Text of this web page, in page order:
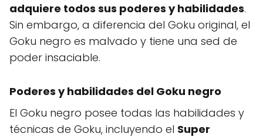
adquiere todos sus poderes y habilidades.
Sin embargo, a diferencia del Goku original, el
Goku negro es malvado y tiene una sed de
poder insaciable.
Poderes y habilidades del Goku negro
El Goku negro posee todas las habilidades y
técnicas de Goku, incluyendo el Super